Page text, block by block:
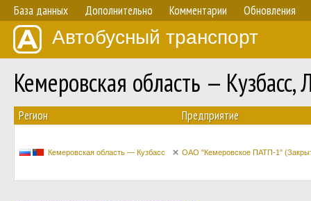
База данных Дополнительно Комментарии Обновления
Автобусный транспорт
Кемеровская область —
Регион Предприятие
Кемеровская область — Кузбасс ОАО "Кемеровское ПАТП-1"